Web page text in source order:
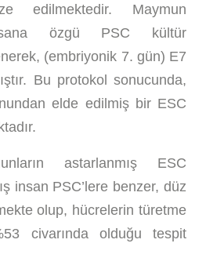
edilmektedir. Maymun
özgü PSC kültür
(embriyonik 7. gün) E7
Bu protokol sonucunda,
elde edilmiş bir ESC
astarlanmış ESC
insan PSC’lere benzer, düz
olup, hücrelerin türetme
civarında olduğu tespit